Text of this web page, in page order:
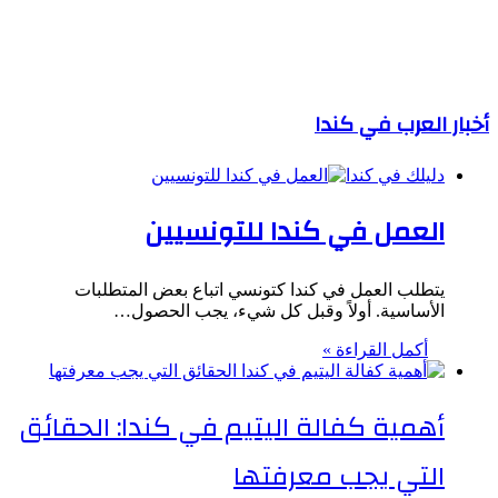
أخبار العرب في كندا
دليلك في كندا
العمل في كندا للتونسيين
يتطلب العمل في كندا كتونسي اتباع بعض المتطلبات
الأساسية. أولاً وقبل كل شيء، يجب الحصول…
أكمل القراءة »
أهمية كفالة اليتيم في كندا: الحقائق
التي يجب معرفتها